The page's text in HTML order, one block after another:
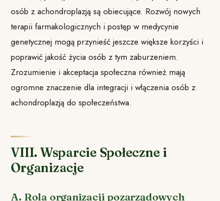
osób z achondroplazją są obiecujące. Rozwój nowych
terapii farmakologicznych i postęp w medycynie
genetycznej mogą przynieść jeszcze większe korzyści i
poprawić jakość życia osób z tym zaburzeniem.
Zrozumienie i akceptacja społeczna również mają
ogromne znaczenie dla integracji i włączenia osób z
achondroplazją do społeczeństwa.
VIII. Wsparcie Społeczne i
Organizacje
A. Rola organizacji pozarządowych